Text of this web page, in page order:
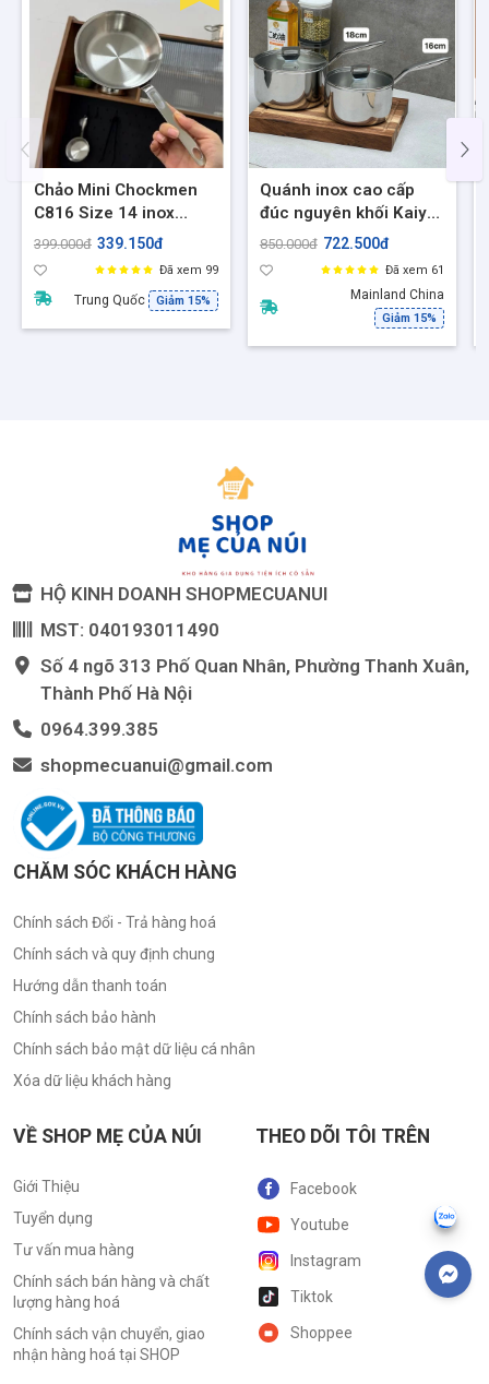
Chảo Mini Chockmen
C816 Size 14 inox
18/10 liền khối 3 lớp Ốp
dặm, Phù hợp mọi loại
bếp
399.000đ 339.150đ
Đã xem 99
Trung Quốc Giảm 15%
Quánh inox cao cấp
đúc nguyên khối Kaiyo
KIS size 16,18cm
850.000đ 722.500đ
Đã xem 61
Mainland China
Giảm 15%
HỘ KINH DOANH SHOPMECUANUI
MST: 040193011490
Số 4 ngõ 313 Phố Quan Nhân, Phường Thanh Xuân,
Thành Phố Hà Nội
0964.399.385
shopmecuanui@gmail.com
CHĂM SÓC KHÁCH HÀNG
Chính sách Đổi - Trả hàng hoá
Chính sách và quy định chung
Hướng dẫn thanh toán
Chính sách bảo hành
Chính sách bảo mật dữ liệu cá nhân
Xóa dữ liệu khách hàng
VỀ SHOP MẸ CỦA NÚI
Giới Thiệu
Tuyển dụng
Tư vấn mua hàng
Chính sách bán hàng và chất
lượng hàng hoá
Chính sách vận chuyển, giao
nhận hàng hoá tại SHOP
THEO DÕI TÔI TRÊN
Facebook
Youtube
Instagram
Tiktok
Shoppee